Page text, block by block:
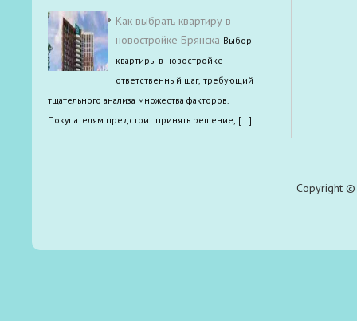
Как выбрать квартиру в
новостройке Брянска Выбор
квартиры в новостройке -
ответственный шаг, требующий
тщательного анализа множества факторов.
Покупателям предстоит принять решение, […]
Copyright ©